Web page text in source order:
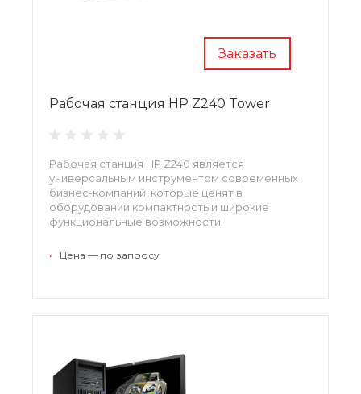
Заказать
Рабочая станция HP Z240 Tower
Рабочая станция HP Z240 является
универсальным инструментом современных
бизнес-компаний, которые ценят в
оборудовании компактность и широкие
функциональные возможности.
• Цена — по запросу